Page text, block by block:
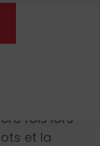
connut
fois lors
et la